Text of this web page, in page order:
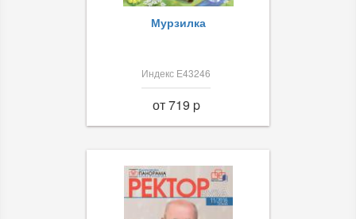
Мурзилка
Индекс Е43246
от 719 p